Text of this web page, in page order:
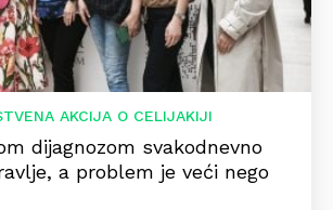
AKCIJA O CELIJAKIJI
dijagnozom svakodnevno
a problem je veći nego